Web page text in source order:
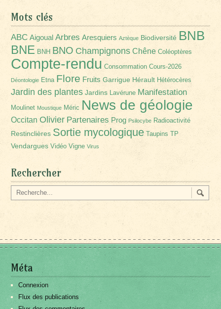
Mots clés
ABC Aigoual Arbres Aresquiers Aztèque Biodiversité BNB
BNE BNH BNO Champignons Chêne Coléoptères
Compte-rendu Consommation Cours-2026
Déontologie Etna Flore Fruits Garrigue Hérault Hétérocères
Jardin des plantes Jardins Lavérune Manifestation
Moulinet Moustique Méric News de géologie
Occitan Olivier Partenaires Prog Psilocybe Radioactivité
Restinclières Sortie mycologique Taupins TP
Vendargues Vidéo Vigne Virus
Rechercher
Méta
Connexion
Flux des publications